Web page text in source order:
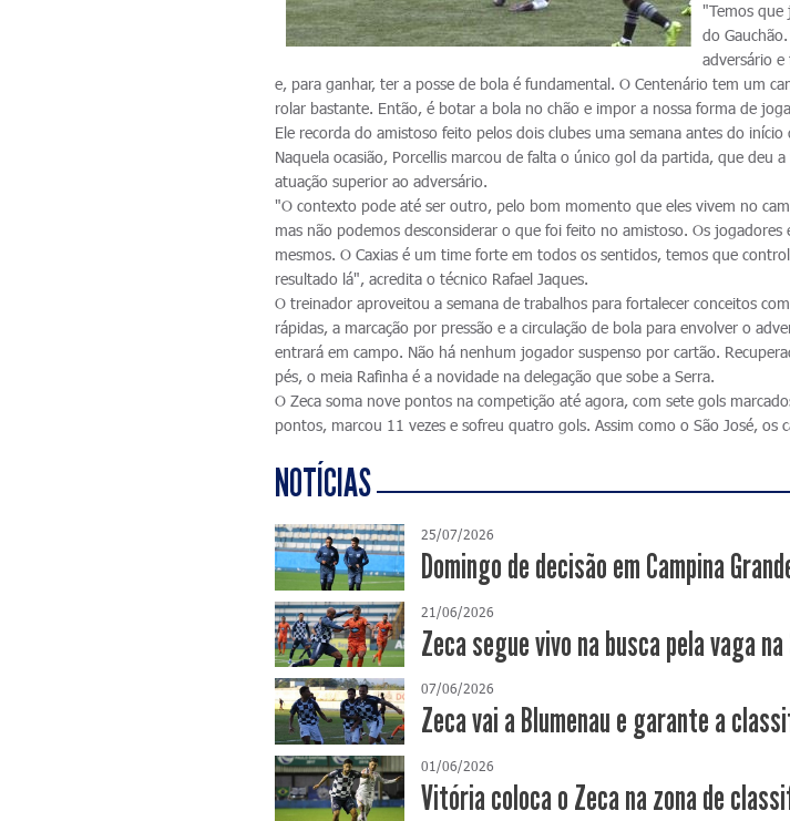
"Temos que
do
adversário
e, para ganhar, ter a posse de bola é fundamental. O Centenário tem um
rolar bastante. Então, é botar a bola no chão e impor a nossa forma de
Ele recorda do amistoso feito pelos dois clubes uma semana antes do
Naquela ocasião, Porcellis marcou de falta o único gol da partida, que deu
atuação superior ao adversário.
"O contexto pode até ser outro, pelo bom momento que eles vivem no
mas não podemos desconsiderar o que foi feito no amistoso. Os jogadores
mesmos. O Caxias é um time forte em todos os sentidos, temos que
resultado lá", acredita o técnico Rafael Jaques.
O treinador aproveitou a semana de trabalhos para fortalecer conceitos
rápidas, a marcação por pressão e a circulação de bola para envolver o
entrará em campo. Não há nenhum jogador suspenso por cartão.
pés, o meia Rafinha é a novidade na delegação que sobe a Serra.
O Zeca soma nove pontos na competição até agora, com sete gols
pontos, marcou 11 vezes e sofreu quatro gols. Assim como o São José, os
NOTÍCIAS
25/07/2026
Domingo de decisão em Campina
21/06/2026
Zeca segue vivo na busca pela vaga
07/06/2026
Zeca vai a Blumenau e garante a
01/06/2026
Vitória coloca o Zeca na zona de